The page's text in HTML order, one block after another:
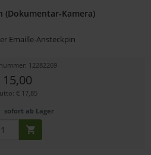
(Dokumentar-Kamera)
Emaille-Ansteckpin
12282269
15,00
€ 17,85
sofort ab Lager